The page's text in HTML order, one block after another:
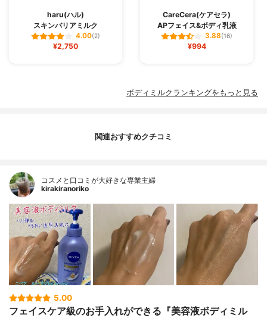
haru(ハル)
スキンバリアミルク
4.00(2)
¥2,750
CareCera(ケアセラ)
APフェイス&ボディ乳液
3.88(16)
¥994
ボディミルクランキングをもっと見る
関連おすすめクチコミ
コスメと口コミが大好きな専業主婦
kirakiranoriko
5.00
フェイスケア級のお手入れができる『美容液ボディミル